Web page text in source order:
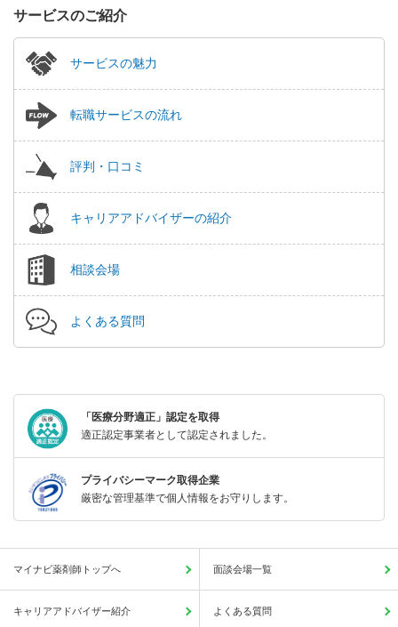
サービスのご紹介
サービスの魅力
転職サービスの流れ
評判・口コミ
キャリアアドバイザーの紹介
相談会場
よくある質問
「医療分野適正」認定を取得
適正認定事業者として認定されました。
プライバシーマーク取得企業
厳密な管理基準で個人情報をお守りします。
マイナビ薬剤師トップへ 面談会場一覧
キャリアアドバイザー紹介 よくある質問